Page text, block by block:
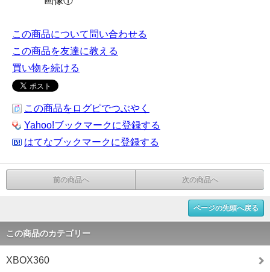
この商品について問い合わせる
この商品を友達に教える
買い物を続ける
この商品をログピでつぶやく
Yahoo!ブックマークに登録する
はてなブックマークに登録する
前の商品へ 次の商品へ
ページの先頭へ戻る
この商品のカテゴリー
XBOX360